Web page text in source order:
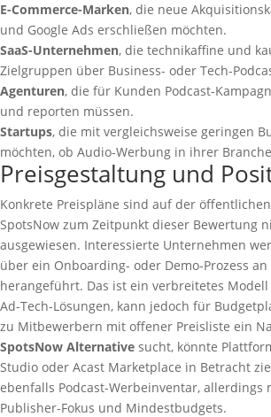
E-Commerce-Marken, die neue
und Google Ads erschließen möchten.
SaaS-Unternehmen, die technikaffine und
Zielgruppen über Business- oder Tech-
Agenturen, die für Kunden Podcast-
und reporten müssen.
Startups, die mit vergleichsweise geringen
möchten, ob Audio-Werbung in ihrer
Preisgestaltung und
Konkrete Preispläne sind auf der
SpotsNow zum Zeitpunkt dieser Bewertung
ausgewiesen. Interessierte Unternehmen
über ein Onboarding- oder Demo-Prozess
herangeführt. Das ist ein verbreitetes
Ad-Tech-Lösungen, kann jedoch für
zu Mitbewerbern mit offener Preisliste ein
SpotsNow Alternative sucht, könnte
Studio oder Acast Marketplace in Betracht
ebenfalls Podcast-Werbeinventar, allerdings
Publisher-Fokus und Mindestbudgets.